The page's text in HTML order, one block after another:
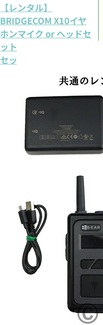
【レンタル】
BRIDGECOM X10イヤ
ホンマイク or ヘッドセ
ット 選べるオプション
セット